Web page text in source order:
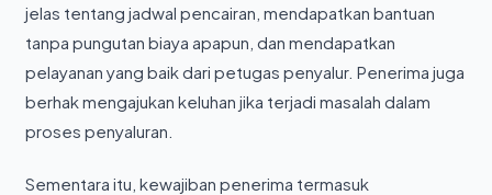
jelas tentang jadwal pencairan, mendapatkan bantuan
tanpa pungutan biaya apapun, dan mendapatkan
pelayanan yang baik dari petugas penyalur. Penerima juga
berhak mengajukan keluhan jika terjadi masalah dalam
proses penyaluran.
Sementara itu, kewajiban penerima termasuk